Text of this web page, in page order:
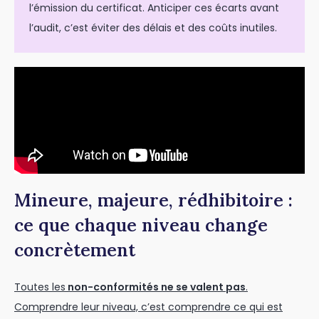
l’émission du certificat. Anticiper ces écarts avant
l’audit, c’est éviter des délais et des coûts inutiles.
Mineure, majeure, rédhibitoire :
ce que chaque niveau change
concrètement
Toutes les non-conformités ne se valent pas.
Comprendre leur niveau, c’est comprendre ce qui est